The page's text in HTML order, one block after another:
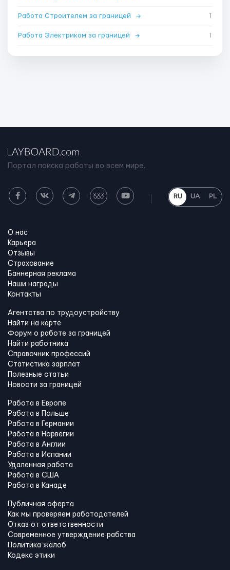
Работа Строителем за границей → 1
Работа Электриком за границей → 1
Портал поиска работы во всем мире.
RU UA PL
О нас
Карьера
Отзывы
Страхование
Баннерная реклама
Наши награды
Контакты
Агентства по трудоустройству
Найти на карте
Форум о работе за границей
Найти работника
Справочник профессий
Статистика зарплат
Полезные статьи
Новости за границей
Работа в Европе
Работа в Польше
Работа в Германии
Работа в Норвегии
Работа в Англии
Работа в Испании
Удаленная работа
Работа в США
Работа в Канадe
Публичная оферта
Как мы проверяем работодателей
Отказ от ответственности
Современное утверждение рабства
Политика жалоб
Кодекс этики